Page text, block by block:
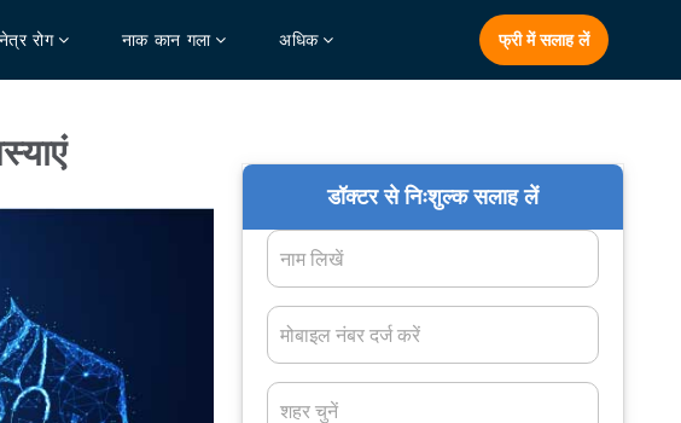
नेत्र रोग नाक कान गला अधिक फ्री में सलाह लें
डॉक्टर से निःशुल्क सलाह लें
नाम लिखें
मोबाइल नंबर दर्ज करें
शहर चुनें